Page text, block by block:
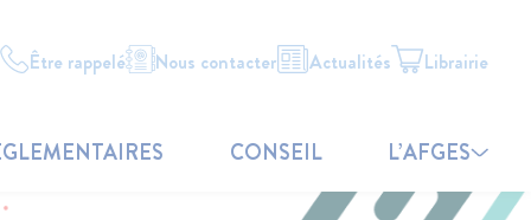
Être rappelé Nous contacter Actualités Librairie
CONSEIL L’AFGES